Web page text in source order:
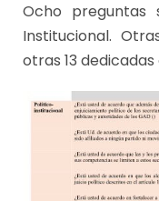
Ocho
Institucional.
otras 13